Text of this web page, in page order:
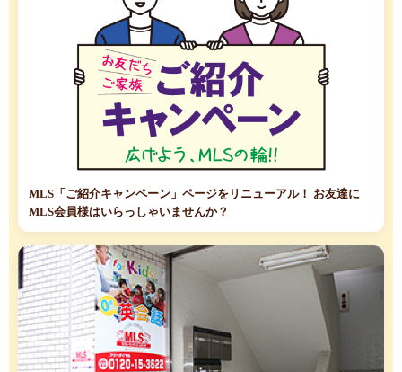
MLS「ご紹介キャンペーン」ページをリニューアル！ お友達に
MLS会員様はいらっしゃいませんか？